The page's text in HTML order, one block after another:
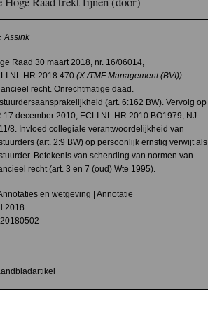
Assink
Raad 30 maart 2018, nr. 16/06014,
(X./TMF Management (BVI))
recht. Onrechtmatige daad.
(art. 6:162 BW). Vervolg op
17 december 2010, ECLI:NL:HR:2010:BO1979, NJ
8. Invloed collegiale verantwoordelijkheid van
(art. 2:9 BW) op persoonlijk ernstig verwijt als
Betekenis van schending van normen van
recht (art. 3 en 7 (oud) Wte 1995).
en wetgeving | Annotatie
2018